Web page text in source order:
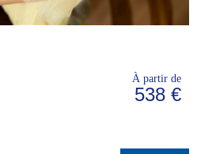
À partir de
538 €